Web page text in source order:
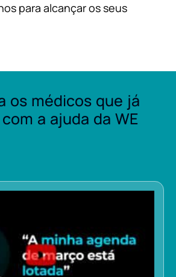
para alcançar os seus
os médicos que já
a ajuda da WE